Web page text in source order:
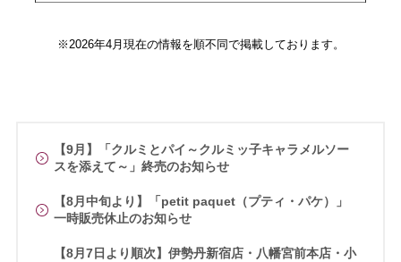
※2026年4月現在の情報を順不同で掲載しております。
【9月】「クルミとパイ～クルミッ子キャラメルソー
スを添えて～」終売のお知らせ
【8月中旬より】「petit paquet（プティ・パケ）」
一時販売休止のお知らせ
【8月7日より順次】伊勢丹新宿店・八幡宮前本店・小